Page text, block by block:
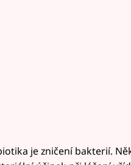
je zničení bakterií.